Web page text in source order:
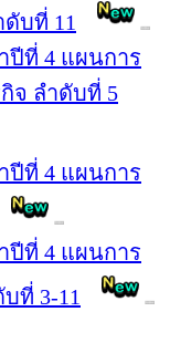
บที่ 11
ปีที่ 4 แผนการ
จ ลำดับที่ 5
ปีที่ 4 แผนการ
ปีที่ 4 แผนการ
ที่ 3-11